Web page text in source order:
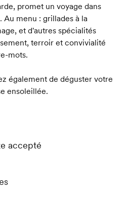
promet un voyage dans
Au menu : grillades à la
et d'autres spécialités
terroir et convivialité
mots.
également de déguster votre
ensoleillée.
accepté